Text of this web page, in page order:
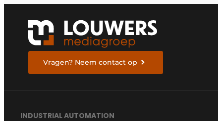
Vragen? Neem contact op
INDUSTRIAL AUTOMATION